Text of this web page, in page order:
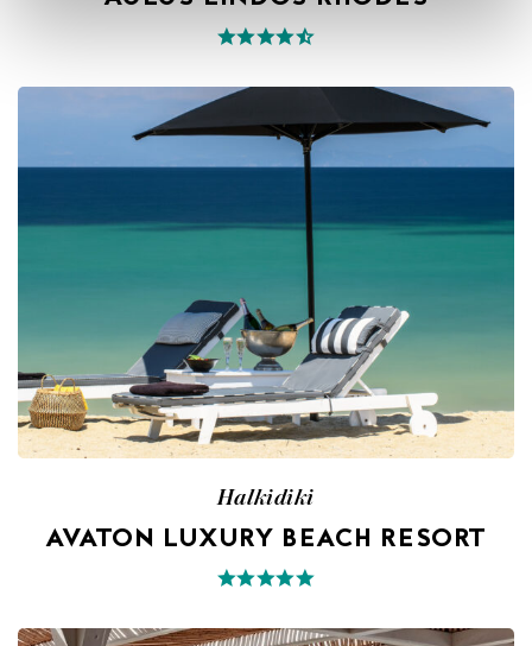
Halkidiki
AVATON LUXURY BEACH RESORT